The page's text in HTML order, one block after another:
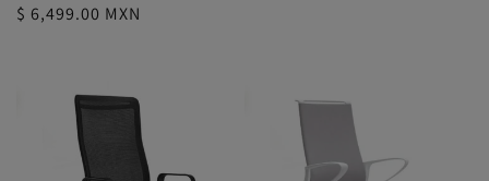
habitual
de
$ 6,499.00 MXN